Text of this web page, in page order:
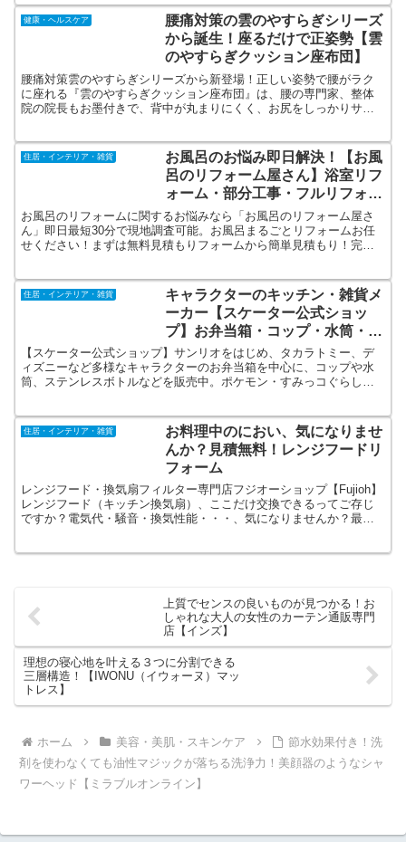
健康・ヘルスケア
腰痛対策の雲のやすらぎシリーズ
から誕生！座るだけで正姿勢【雲
のやすらぎクッション座布団】
腰痛対策雲のやすらぎシリーズから新登場！正しい姿勢で腰がラク
に座れる『雲のやすらぎクッション座布団』は、腰の専門家、整体
院の院長もお墨付きで、背中が丸まりにくく、お尻をしっかりサポ
住居・インテリア・雑貨
お風呂のお悩み即日解決！【お風
呂のリフォーム屋さん】浴室リフ
ォーム・部分工事・フルリフォー
ム・浴室乾燥機設置
お風呂のリフォームに関するお悩みなら「お風呂のリフォーム屋さ
ん」即日最短30分で現地調査可能。お風呂まるごとリフォームお任
せください！まずは無料見積もりフォームから簡単見積もり！完全
住居・インテリア・雑貨
キャラクターのキッチン・雑貨メ
ーカー【スケーター公式ショッ
プ】お弁当箱・コップ・水筒・ス
テンレスボトルなど
【スケーター公式ショップ】サンリオをはじめ、タカラトミー、デ
ィズニーなど多様なキャラクターのお弁当箱を中心に、コップや水
筒、ステンレスボトルなどを販売中。ポケモン・すみっコぐらし・
住居・インテリア・雑貨
お料理中のにおい、気になりませ
んか？見積無料！レンジフードリ
フォーム
レンジフード・換気扇フィルター専門店フジオーショップ【Fujioh】
レンジフード（キッチン換気扇）、ここだけ交換できるってご存じ
ですか？電気代・騒音・換気性能・・・、気になりませんか？最短
上質でセンスの良いものが見つかる！お
しゃれな大人の女性のカーテン通販専門
店【インズ】
理想の寝心地を叶える３つに分割できる
三層構造！【IWONU（イウォーヌ）マッ
トレス】
ホーム 美容・美肌・スキンケア
節水効果付き！洗
剤を使わなくても油性マジックが落ちる洗浄力！美顔器のようなシャ
ワーヘッド【ミラブルオンライン】